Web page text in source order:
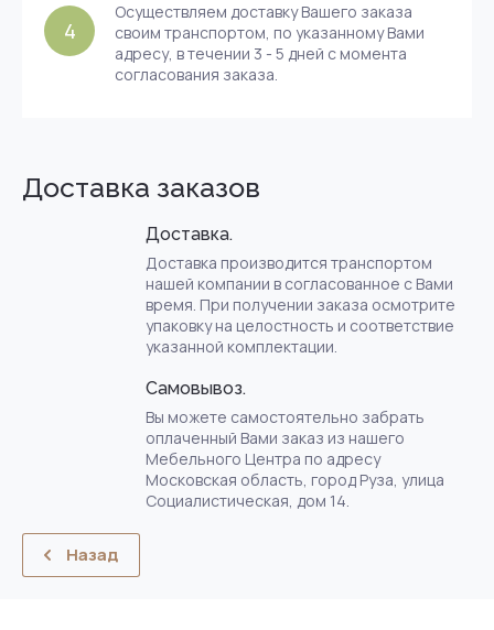
4
Осуществляем доставку Вашего заказа
своим транспортом, по указанному Вами
адресу, в течении 3 - 5 дней с момента
согласования заказа.
Доставка заказов
Доставка.
Доставка производится транспортом
нашей компании в согласованное с Вами
время. При получении заказа осмотрите
упаковку на целостность и соответствие
указанной комплектации.
Самовывоз.
Вы можете самостоятельно забрать
оплаченный Вами заказ из нашего
Мебельного Центра по адресу
Московская область, город Руза, улица
Социалистическая, дом 14.
Назад